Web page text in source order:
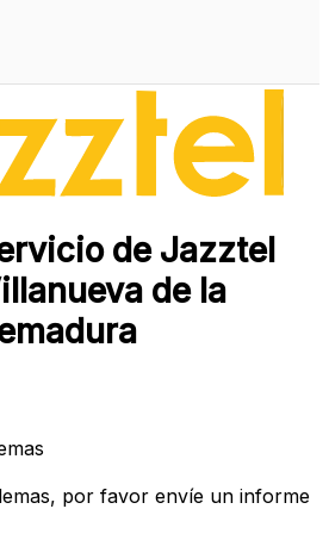
de Jazztel
de la
por favor envíe un informe